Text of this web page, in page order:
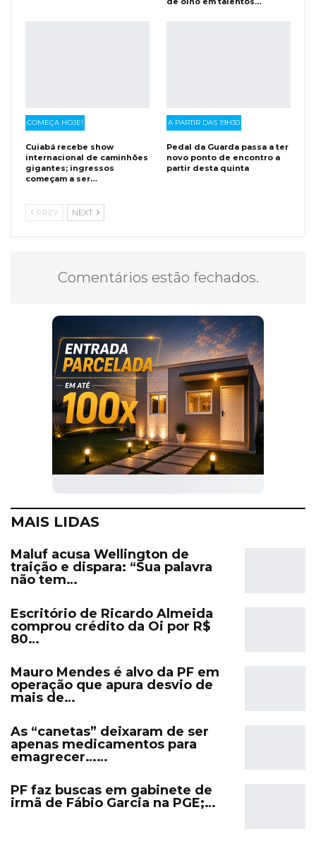
COMEÇA HOJE!
Cuiabá recebe show
internacional de caminhões
gigantes; ingressos
começam a ser…
A PARTIR DAS 19H30
Pedal da Guarda passa a ter
novo ponto de encontro a
partir desta quinta
PREV NEXT
Comentários estão fechados.
MAIS LIDAS
Maluf acusa Wellington de
traição e dispara: “Sua palavra
não tem…
Escritório de Ricardo Almeida
comprou crédito da Oi por R$
80…
Mauro Mendes é alvo da PF em
operação que apura desvio de
mais de…
As “canetas” deixaram de ser
apenas medicamentos para
emagrecer……
PF faz buscas em gabinete de
irmã de Fábio Garcia na PGE;…